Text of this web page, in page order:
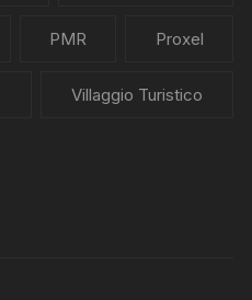
PMR Proxel
Villaggio Turistico